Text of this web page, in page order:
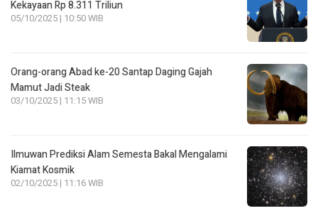
Kekayaan Rp 8.311 Triliun
05/10/2025 | 10:50 WIB
Orang-orang Abad ke-20 Santap Daging Gajah
Mamut Jadi Steak
03/10/2025 | 11:15 WIB
Ilmuwan Prediksi Alam Semesta Bakal Mengalami
Kiamat Kosmik
02/10/2025 | 11:16 WIB